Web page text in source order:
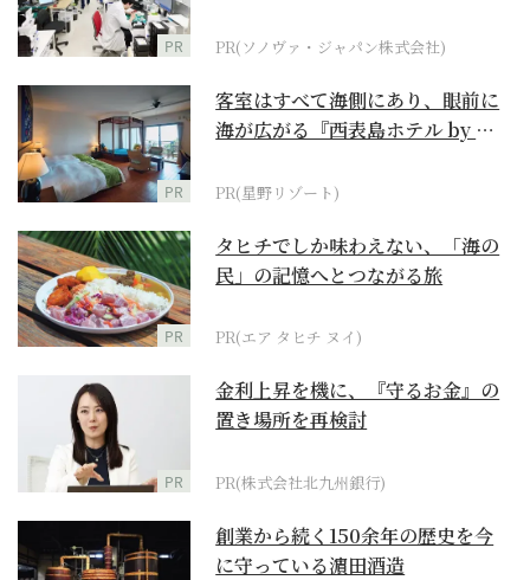
PR PR(ソノヴァ・ジャパン株式会社)
PR
客室はすべて海側にあり、眼前に
海が広がる『西表島ホテル by 星
PR(星野リゾート)
PR
タヒチでしか味わえない、「海の
民」の記憶へとつながる旅
PR(エア タヒチ ヌイ)
PR
金利上昇を機に、『守るお金』の
置き場所を再検討
PR(株式会社北九州銀行)
創業から続く150余年の歴史を今
に守っている濵田酒造